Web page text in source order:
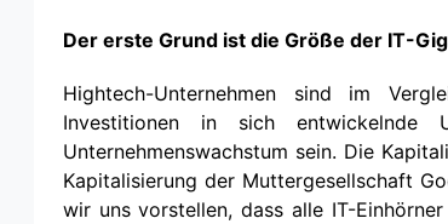
Der erste Grund ist die Größe der IT-
Hightech-Unternehmen sind im
Investitionen in sich entwickelnde
Unternehmenswachstum sein. Die
Kapitalisierung der Muttergesellschaft
wir uns vorstellen, dass alle IT-